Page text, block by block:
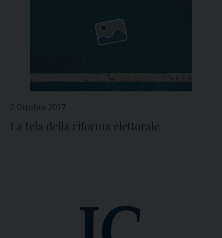
2 Ottobre 2017
La tela della riforma elettorale